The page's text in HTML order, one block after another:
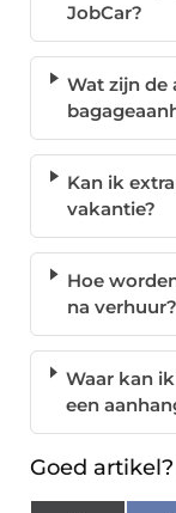
JobCar?
Wat zijn de
Kan ik
vakantie?
Hoe
na verhuur?
Waar kan
een
Goed